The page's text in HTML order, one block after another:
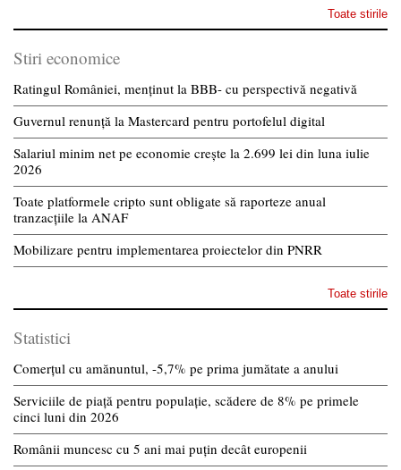
Toate stirile
Stiri economice
Ratingul României, menținut la BBB- cu perspectivă negativă
Guvernul renunță la Mastercard pentru portofelul digital
Salariul minim net pe economie crește la 2.699 lei din luna iulie
2026
Toate platformele cripto sunt obligate să raporteze anual
tranzacțiile la ANAF
Mobilizare pentru implementarea proiectelor din PNRR
Toate stirile
Statistici
Comerțul cu amănuntul, -5,7% pe prima jumătate a anului
Serviciile de piață pentru populație, scădere de 8% pe primele
cinci luni din 2026
Românii muncesc cu 5 ani mai puțin decât europenii